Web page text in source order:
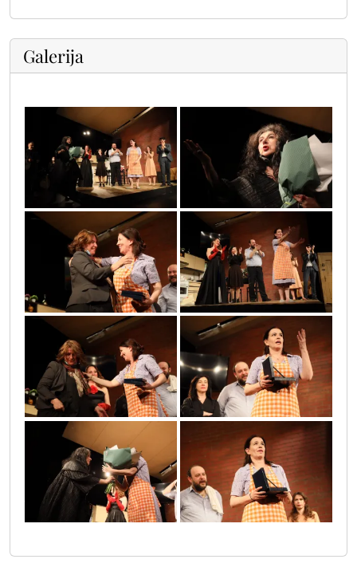
Galerija
sif_3195 sif_3182
sif_3197 sif_3219
sif_3206